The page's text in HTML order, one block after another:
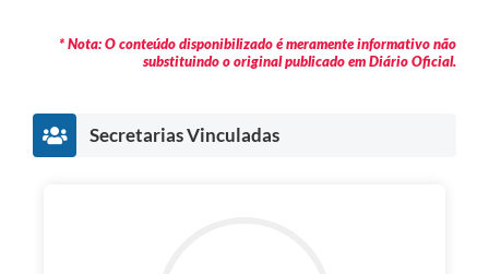
* Nota: O conteúdo disponibilizado é meramente informativo não
substituindo o original publicado em Diário Oficial.
Secretarias Vinculadas